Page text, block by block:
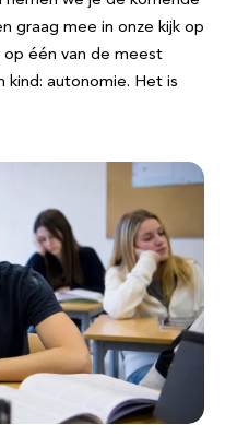
graag mee in onze kijk op
op één van de meest
kind: autonomie. Het is